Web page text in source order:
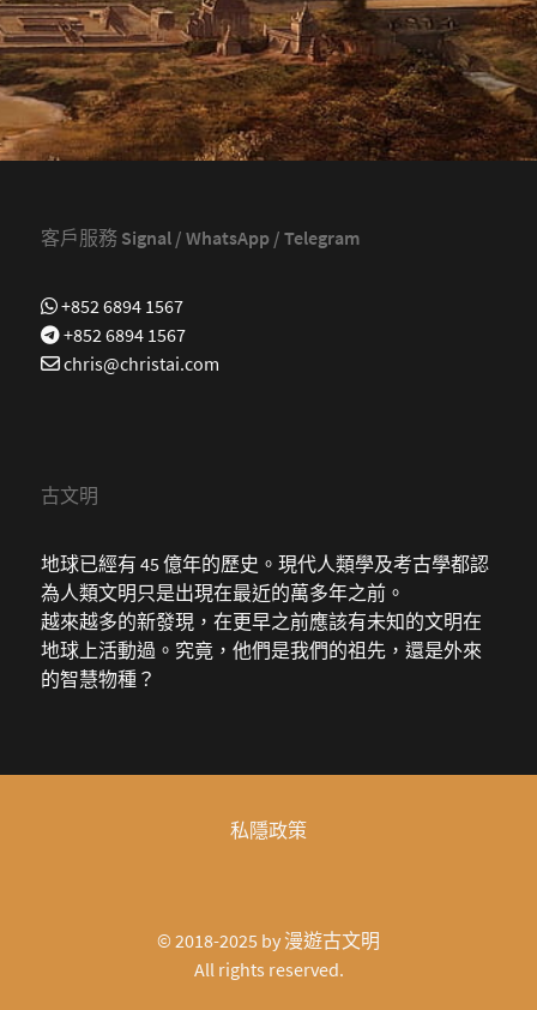
客戶服務 Signal / WhatsApp / Telegram
+852 6894 1567
+852 6894 1567
chris@christai.com
古文明
地球已經有 45 億年的歷史。現代人類學及考古學都認
為人類文明只是出現在最近的萬多年之前。
越來越多的新發現，在更早之前應該有未知的文明在
地球上活動過。究竟，他們是我們的祖先，還是外來
的智慧物種？
私隱政策
© 2018-2025 by 漫遊古文明
All rights reserved.